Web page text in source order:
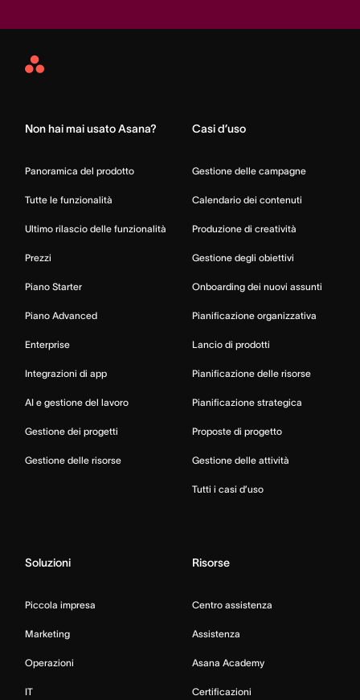
Asana
Non hai mai usato Asana?
Panoramica del prodotto
Tutte le funzionalità
Ultimo rilascio delle funzionalità
Prezzi
Piano Starter
Piano Advanced
Enterprise
Integrazioni di app
AI e gestione del lavoro
Gestione dei progetti
Gestione delle risorse
Casi d’uso
Gestione delle campagne
Calendario dei contenuti
Produzione di creatività
Gestione degli obiettivi
Onboarding dei nuovi assunti
Pianificazione organizzativa
Lancio di prodotti
Pianificazione delle risorse
Pianificazione strategica
Proposte di progetto
Gestione delle attività
Tutti i casi d’uso
Soluzioni
Piccola impresa
Marketing
Operazioni
IT
Risorse
Centro assistenza
Assistenza
Asana Academy
Certificazioni